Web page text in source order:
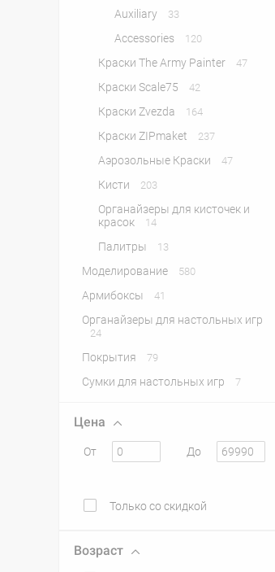
Auxiliary 33
Accessories 120
Краски The Army Painter 47
Краски Scale75 42
Краски Zvezda 164
Краски ZIPmaket 237
Аэрозольные Краски 47
Кисти 203
Органайзеры для кисточек и
красок
14
Палитры 13
Моделирование 580
Армибоксы 41
Органайзеры для настольных игр
24
Покрытия 79
Сумки для настольных игр 7
Цена
От До
Только со скидкой
Возраст